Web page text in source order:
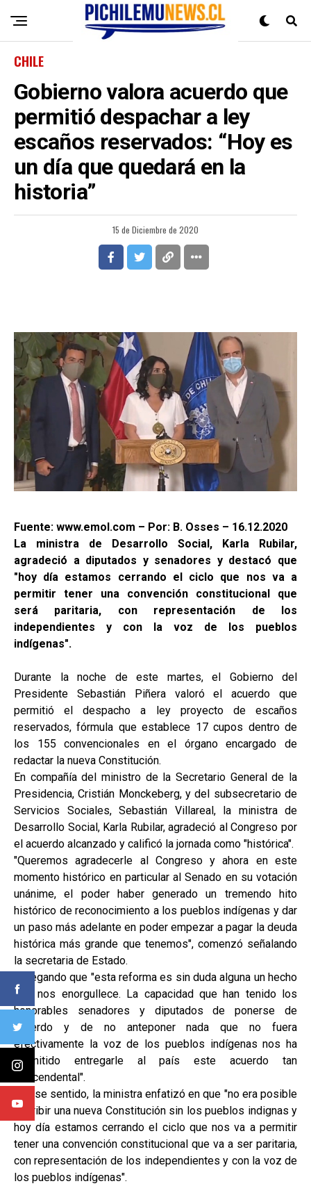
CHILE
Gobierno valora acuerdo que
permitió despachar a ley
escaños reservados: “Hoy es
un día que quedará en la
historia”
15 de Diciembre de 2020
Fuente: www.emol.com – Por: B. Osses – 16.12.2020
La ministra de Desarrollo Social, Karla Rubilar,
agradeció a diputados y senadores y destacó que
"hoy día estamos cerrando el ciclo que nos va a
permitir tener una convención constitucional que
será paritaria, con representación de los
independientes y con la voz de los pueblos
indígenas".
Durante la noche de este martes, el Gobierno del
Presidente Sebastián Piñera valoró el acuerdo que
permitió el despacho a ley proyecto de escaños
reservados, fórmula que establece 17 cupos dentro de
los 155 convencionales en el órgano encargado de
redactar la nueva Constitución.
En compañía del ministro de la Secretario General de la
Presidencia, Cristián Monckeberg, y del subsecretario de
Servicios Sociales, Sebastián Villareal, la ministra de
Desarrollo Social, Karla Rubilar, agradeció al Congreso por
el acuerdo alcanzado y calificó la jornada como "histórica".
"Queremos agradecerle al Congreso y ahora en este
momento histórico en particular al Senado en su votación
unánime, el poder haber generado un tremendo hito
histórico de reconocimiento a los pueblos indígenas y dar
un paso más adelante en poder empezar a pagar la deuda
histórica más grande que tenemos", comenzó señalando
la secretaria de Estado.
Agregando que "esta reforma es sin duda alguna un hecho
que nos enorgullece. La capacidad que han tenido los
honorables senadores y diputados de ponerse de
acuerdo y de no anteponer nada que no fuera
efectivamente la voz de los pueblos indígenas nos ha
permitido entregarle al país este acuerdo tan
trascendental".
En ese sentido, la ministra enfatizó en que "no era posible
escribir una nueva Constitución sin los pueblos indignas y
hoy día estamos cerrando el ciclo que nos va a permitir
tener una convención constitucional que va a ser paritaria,
con representación de los independientes y con la voz de
los pueblos indígenas".